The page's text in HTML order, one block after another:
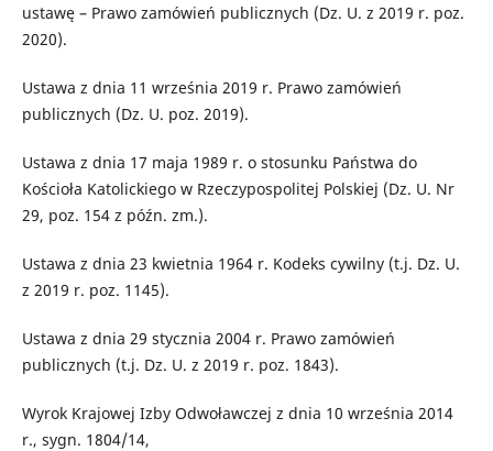
ustawę – Prawo ­zamówień publicznych (Dz. U. z 2019 r. poz.
2020).
Ustawa z dnia 11 września 2019 r. Prawo zamówień
publicznych (Dz. U. poz. 2019).
Ustawa z dnia 17 maja 1989 r. o stosunku Państwa do
Kościoła Katolickiego w Rzeczypospolitej Polskiej (Dz. U. Nr
29, poz. 154 z późn. zm.).
Ustawa z dnia 23 kwietnia 1964 r. Kodeks cywilny (t.j. Dz. U.
z 2019 r. poz. 1145).
Ustawa z dnia 29 stycznia 2004 r. Prawo zamówień
publicznych (t.j. Dz. U. z 2019 r. poz. 1843).
Wyrok Krajowej Izby Odwoławczej z dnia 10 września 2014
r., sygn. 1804/14,